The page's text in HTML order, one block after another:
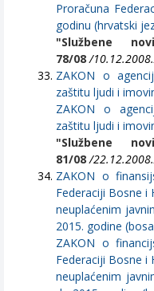
Proračuna
godinu (hrvatski
"Službene
78/08/
ZAKON o
zaštitu ljudi i
ZAKON o
zaštitu ljudi i
"Službene
81/08 /
ZAKON o
Federaciji Bosne i
neuplaćenim
2015. godine
ZAKON o
Federaciji Bosne i
neuplaćenim